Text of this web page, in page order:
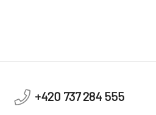
+420 737 284 555